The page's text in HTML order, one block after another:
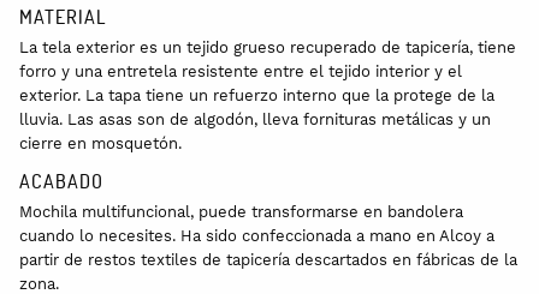
MATERIAL
La tela exterior es un tejido grueso recuperado de tapicería, tiene
forro y una entretela resistente entre el tejido interior y el
exterior. La tapa tiene un refuerzo interno que la protege de la
lluvia. Las asas son de algodón, lleva fornituras metálicas y un
cierre en mosquetón.
ACABADO
Mochila multifuncional, puede transformarse en bandolera
cuando lo necesites. Ha sido confeccionada a mano en Alcoy a
partir de restos textiles de tapicería descartados en fábricas de la
zona.